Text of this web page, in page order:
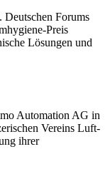
Forums
Preis
Lösungen und
Automation AG in
Vereins Luft-
ihrer